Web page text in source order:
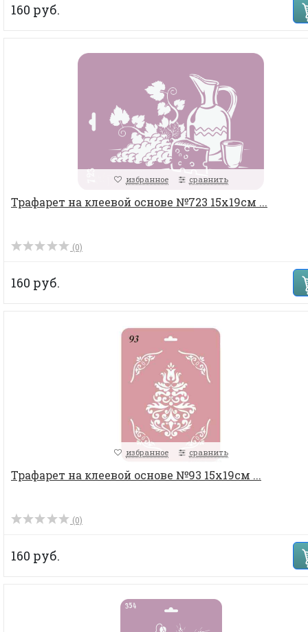
160 руб.
избранное сравнить
Трафарет на клеевой основе №723 15х19см ...
(0)
160 руб.
избранное сравнить
Трафарет на клеевой основе №93 15х19см ...
(0)
160 руб.